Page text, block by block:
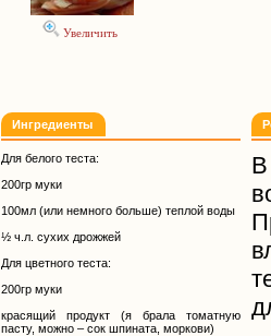
Увеличить
Ингредиенты
Для белого теста:
200гр муки
100мл (или немного больше) теплой воды
½ ч.л. сухих дрожжей
Для цветного теста:
200гр муки
красящий продукт (я брала томатную
пасту, можно – сок шпината, моркови)